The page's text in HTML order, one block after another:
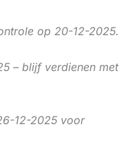
op 20-12-2025.
– blijf verdienen met
12-2025 voor